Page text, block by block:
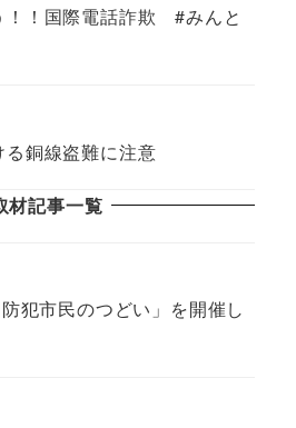
！！国際電話詐欺 #みんと
銅線盗難に注意
材記事一覧
犯市民のつどい」を開催し